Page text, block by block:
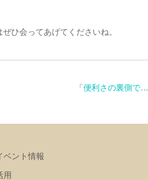
ひ会ってあげてくださいね。
「便利さの裏側で…
ベント情報
用